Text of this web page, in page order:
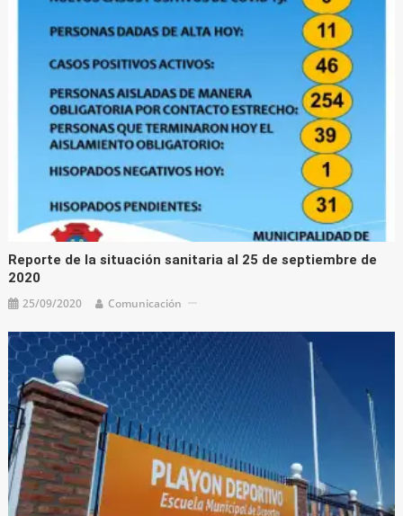
Reporte de la situación sanitaria al 25 de septiembre de
2020
25/09/2020 Comunicación